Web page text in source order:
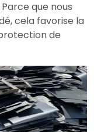
que nous
cela favorise la
de